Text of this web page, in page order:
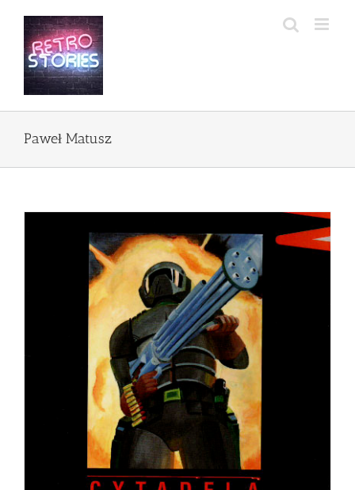
zawartości
Paweł Matusz